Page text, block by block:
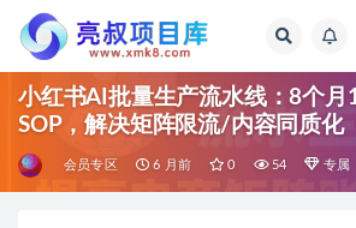
小红书AI批量生产流水线：8个月
SOP，解决矩阵限流/内容同质化
会员专区 6 月前 0 54 专属